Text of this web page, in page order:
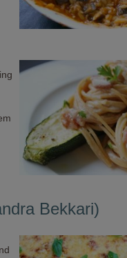
Bekkari)